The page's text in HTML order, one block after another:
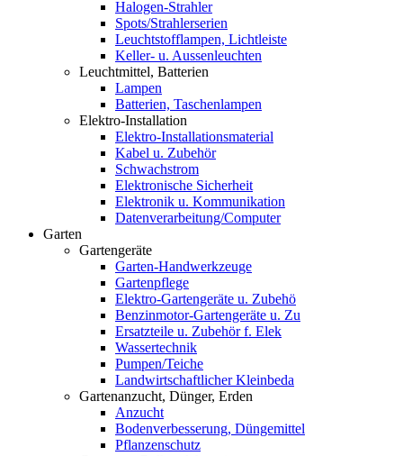
Halogen-Strahler
Spots/Strahlerserien
Leuchtstofflampen, Lichtleiste
Keller- u. Aussenleuchten
Leuchtmittel, Batterien
Lampen
Batterien, Taschenlampen
Elektro-Installation
Elektro-Installationsmaterial
Kabel u. Zubehör
Schwachstrom
Elektronische Sicherheit
Elektronik u. Kommunikation
Datenverarbeitung/Computer
Garten
Gartengeräte
Garten-Handwerkzeuge
Gartenpflege
Elektro-Gartengeräte u. Zubehö
Benzinmotor-Gartengeräte u. Zu
Ersatzteile u. Zubehör f. Elek
Wassertechnik
Pumpen/Teiche
Landwirtschaftlicher Kleinbeda
Gartenanzucht, Dünger, Erden
Anzucht
Bodenverbesserung, Düngemittel
Pflanzenschutz